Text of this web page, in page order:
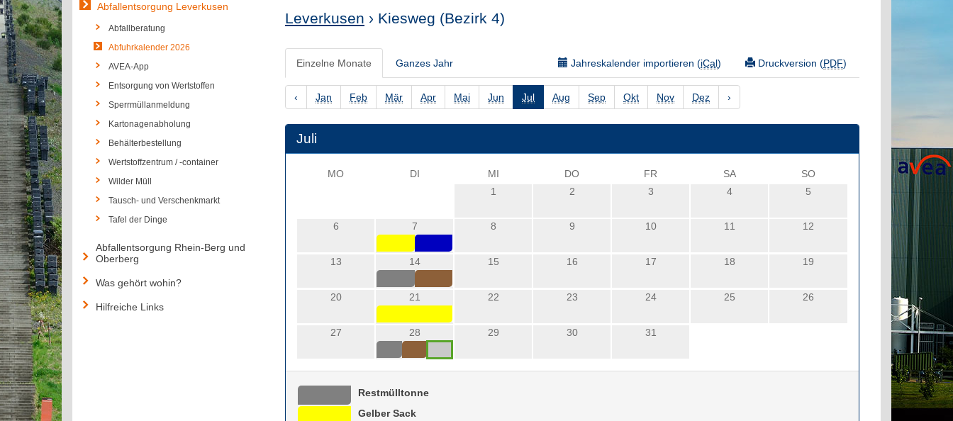
Leverkusen › Kiesweg (Bezirk 4)
Einzelne Monate Ganzes Jahr Druckversion (PDF)
Jahreskalender importieren (iCal)
‹ Jan Feb Mär Apr Mai Jun Jul Aug Sep Okt Nov Dez ›
Juli
MO DI MI DO FR SA
SO
1
2 3 4 5
6 7 8 9 10 11 12
13 14 15 16 17 18 19
20 21 22 23 24 25 26
27 28 29 30 31
Restmülltonne
Gelber Sack
Abfallentsorgung Leverkusen
Abfallberatung
Abfuhrkalender 2026
AVEA-App
Entsorgung von Wertstoffen
Sperrmüllanmeldung
Kartonagenabholung
Behälterbestellung
Wertstoffzentrum / -container
Wilder Müll
Tausch- und Verschenkmarkt
Tafel der Dinge
Abfallentsorgung Rhein-Berg und
Oberberg
Was gehört wohin?
Hilfreiche Links